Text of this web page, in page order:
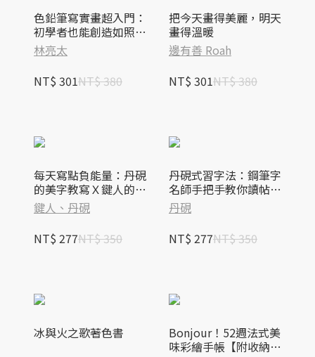
色鉛筆寫實畫超入門：
初學者也能創造如照片
般栩栩如生的畫作！
林亮太
NT$ 301NT$ 380
把今天畫得美麗，明天
畫得溫暖
邊有善 Roah
NT$ 301NT$ 380
每天寫點負能量：丹硯
的美字教寫Ｘ鍵人的勸
世金句，一邊寫一邊認
清現實，心情會更輕鬆
喔～
鍵人、丹硯
NT$ 277NT$ 350
丹硯式習字法：鋼筆字
名師手把手教你讀帖、
逐字解構，寫出有自己
味道的好字（隨書附
《心經習字帖》）
丹硯
NT$ 277NT$ 350
冰與火之歌著色書
Bonjour！52週法式美
味彩繪手帳【附收納夾